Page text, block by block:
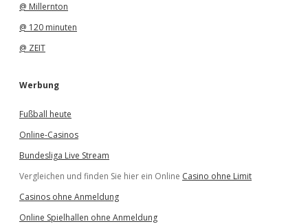
@ Millernton
@ 120 minuten
@ ZEIT
Werbung
Fußball heute
Online-Casinos
Bundesliga Live Stream
Vergleichen und finden Sie hier ein Online Casino ohne Limit
Casinos ohne Anmeldung
Online Spielhallen ohne Anmeldung